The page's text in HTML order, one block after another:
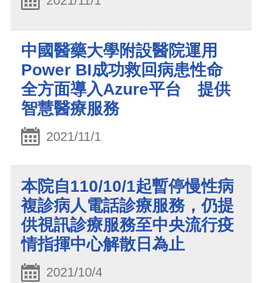
中國醫藥大學附設醫院運用
Power BI成功救回病患性命
全方面導入Azure平台 提供
智慧醫療服務
2021/11/1
本院自110/10/1起暫停慢性病
複診病人電話診療服務，仍提
供視訊診療服務至中央流行疫
情指揮中心解散日為止
2021/10/4